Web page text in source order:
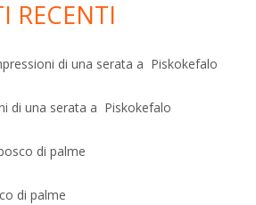
RECENTI
di una serata a Piskokefalo
di una serata a Piskokefalo
di palme
di palme